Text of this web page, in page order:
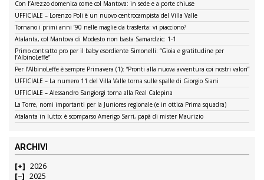
Con l’Arezzo domenica come col Mantova: in sede e a porte chiuse
UFFICIALE – Lorenzo Poli è un nuovo centrocampista del Villa Valle
Tornano i primi anni ’90 nelle maglie da trasferta: vi piacciono?
Atalanta, col Mantova di Modesto non basta Samardzic: 1-1
Primo contratto pro per il baby esordiente Simonelli: “Gioia e gratitudine per
l’AlbinoLeffe”
Per l’AlbinoLeffe è sempre Primavera (1): “Pronti alla nuova avventura coi nostri valori”
UFFICIALE – La numero 11 del Villa Valle torna sulle spalle di Giorgio Siani
UFFICIALE – Alessandro Sangiorgi torna alla Real Calepina
La Torre, nomi importanti per la Juniores regionale (e in ottica Prima squadra)
Atalanta in lutto: è scomparso Amerigo Sarri, papà di mister Maurizio
ARCHIVI
2026
2025